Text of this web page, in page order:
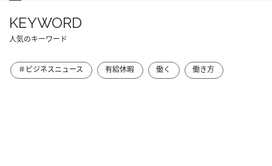
KEYWORD
人気のキーワード
＃ビジネスニュース 有給休暇 働く 働き方